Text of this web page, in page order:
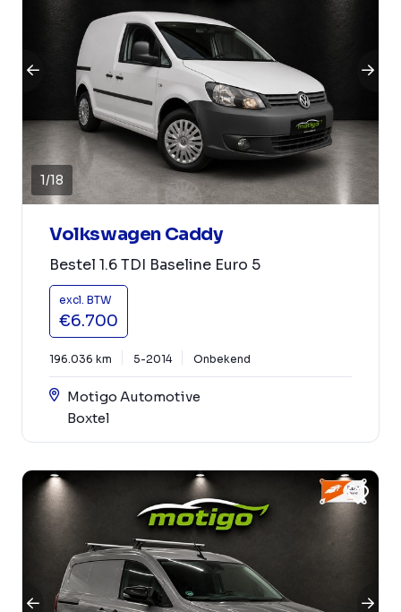
1/18
Volkswagen Caddy
Bestel 1.6 TDI Baseline Euro 5
excl. BTW
€6.700
196.036 km 5-2014 Onbekend
Motigo Automotive
Boxtel